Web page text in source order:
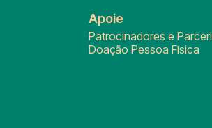
Apoie
Patrocinadores e
Doação Pessoa Física